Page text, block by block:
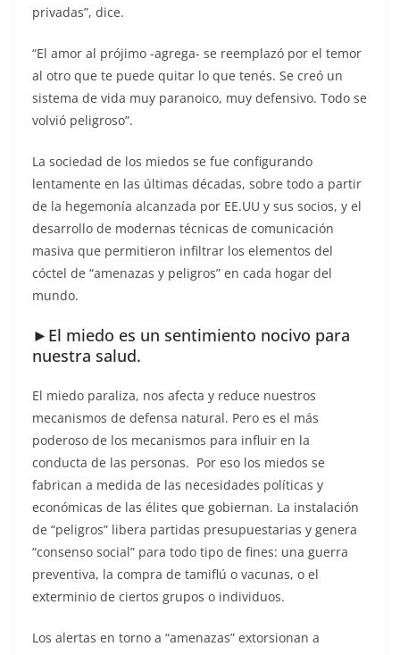
privadas”, dice.
“El amor al prójimo -agrega- se reemplazó por el temor
al otro que te puede quitar lo que tenés. Se creó un
sistema de vida muy paranoico, muy defensivo. Todo se
volvió peligroso”.
La sociedad de los miedos se fue configurando
lentamente en las últimas décadas, sobre todo a partir
de la hegemonía alcanzada por EE.UU y sus socios, y el
desarrollo de modernas técnicas de comunicación
masiva que permitieron infiltrar los elementos del
cóctel de “amenazas y peligros” en cada hogar del
mundo.
► El miedo es un sentimiento nocivo para
nuestra salud.
El miedo paraliza, nos afecta y reduce nuestros
mecanismos de defensa natural. Pero es el más
poderoso de los mecanismos para influir en la
conducta de las personas. Por eso los miedos se
fabrican a medida de las necesidades políticas y
económicas de las élites que gobiernan. La instalación
de “peligros” libera partidas presupuestarias y genera
“consenso social” para todo tipo de fines: una guerra
preventiva, la compra de tamiflú o vacunas, o el
exterminio de ciertos grupos o individuos.
Los alertas en torno a “amenazas” extorsionan a